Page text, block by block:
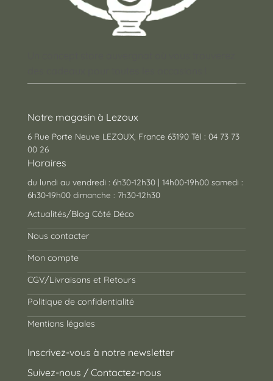
Notre magasin à Lezoux
6 Rue Porte Neuve LEZOUX, France 63190 Tél : 04 73 73
00 26
Horaires
du lundi au vendredi : 6h30-12h30 | 14h00-19h00 samedi :
6h30-19h00 dimanche : 7h30-12h30
Actualités/Blog Côté Déco
Nous contacter
Mon compte
CGV/Livraisons et Retours
Politique de confidentialité
Mentions légales
Inscrivez-vous à notre newsletter
Suivez-nous / Contactez-nous